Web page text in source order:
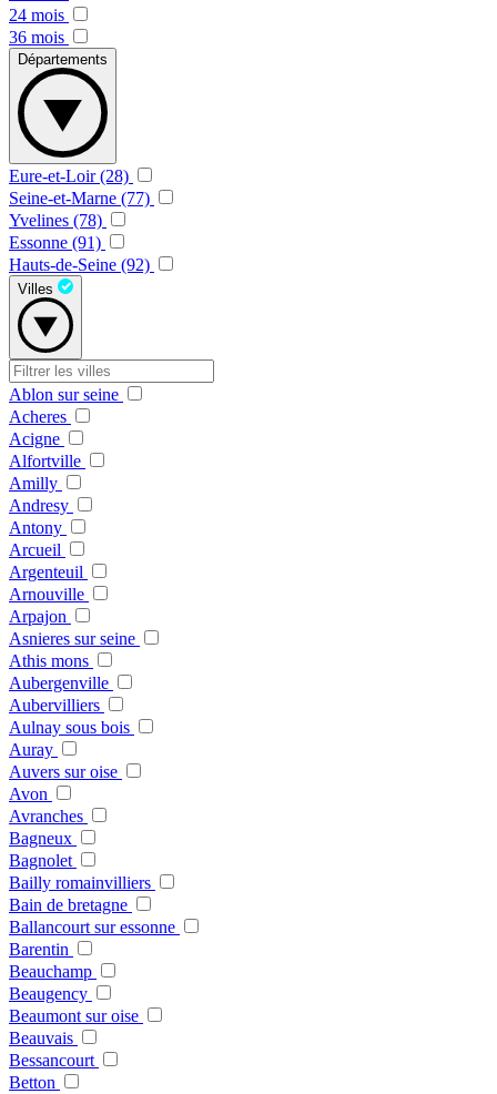
24 mois
36 mois
Départements
Eure-et-Loir (28)
Seine-et-Marne (77)
Yvelines (78)
Essonne (91)
Hauts-de-Seine (92)
Villes
Ablon sur seine
Acheres
Acigne
Alfortville
Amilly
Andresy
Antony
Arcueil
Argenteuil
Arnouville
Arpajon
Asnieres sur seine
Athis mons
Aubergenville
Aubervilliers
Aulnay sous bois
Auray
Auvers sur oise
Avon
Avranches
Bagneux
Bagnolet
Bailly romainvilliers
Bain de bretagne
Ballancourt sur essonne
Barentin
Beauchamp
Beaugency
Beaumont sur oise
Beauvais
Bessancourt
Betton